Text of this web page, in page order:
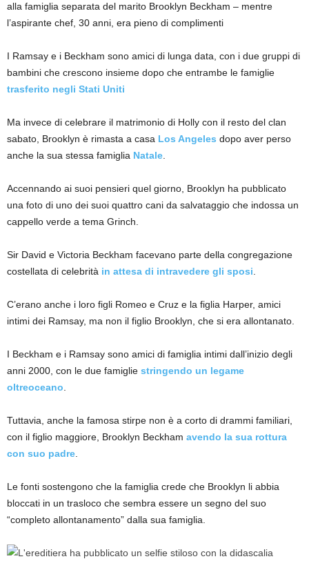
alla famiglia separata del marito Brooklyn Beckham – mentre
l’aspirante chef, 30 anni, era pieno di complimenti
I Ramsay e i Beckham sono amici di lunga data, con i due gruppi di
bambini che crescono insieme dopo che entrambe le famiglie
trasferito negli Stati Uniti
Ma invece di celebrare il matrimonio di Holly con il resto del clan
sabato, Brooklyn è rimasta a casa Los Angeles dopo aver perso
anche la sua stessa famiglia Natale.
Accennando ai suoi pensieri quel giorno, Brooklyn ha pubblicato
una foto di uno dei suoi quattro cani da salvataggio che indossa un
cappello verde a tema Grinch.
Sir David e Victoria Beckham facevano parte della congregazione
costellata di celebrità in attesa di intravedere gli sposi.
C’erano anche i loro figli Romeo e Cruz e la figlia Harper, amici
intimi dei Ramsay, ma non il figlio Brooklyn, che si era allontanato.
I Beckham e i Ramsay sono amici di famiglia intimi dall’inizio degli
anni 2000, con le due famiglie stringendo un legame
oltreoceano.
Tuttavia, anche la famosa stirpe non è a corto di drammi familiari,
con il figlio maggiore, Brooklyn Beckham avendo la sua rottura
con suo padre.
Le fonti sostengono che la famiglia crede che Brooklyn li abbia
bloccati in un trasloco che sembra essere un segno del suo
“completo allontanamento” dalla sua famiglia.